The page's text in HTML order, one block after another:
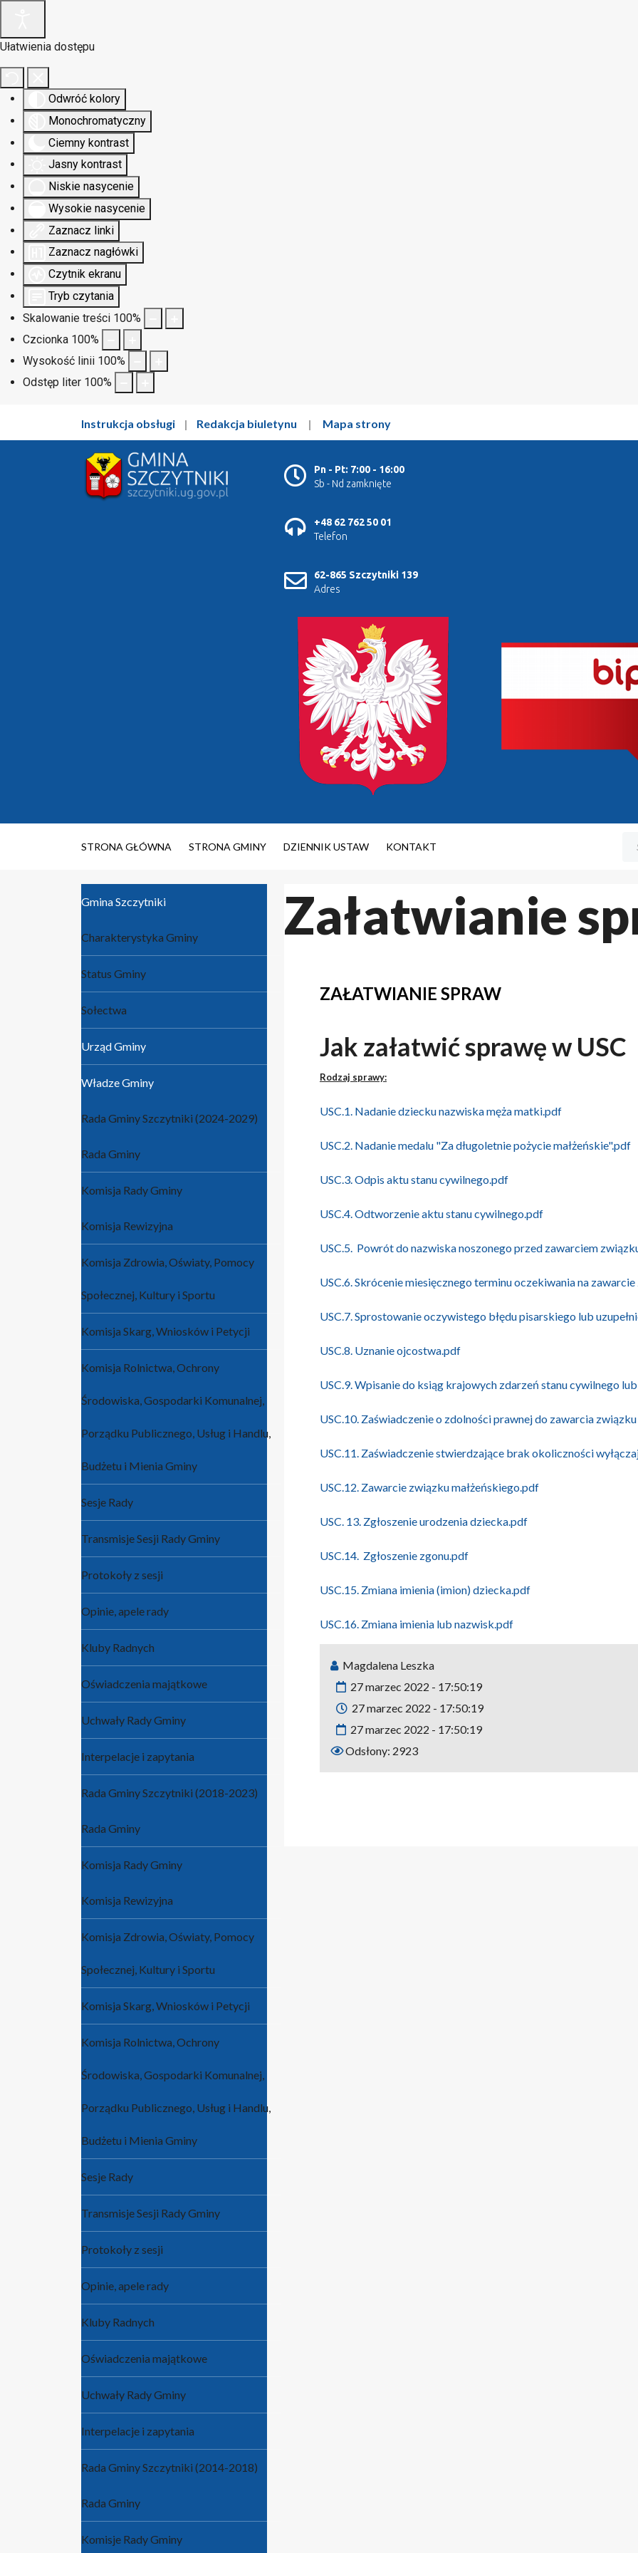
Ułatwienia dostępu
Odwróć kolory
Monochromatyczny
Ciemny kontrast
Jasny kontrast
Niskie nasycenie
Wysokie nasycenie
Zaznacz linki
Zaznacz nagłówki
Czytnik ekranu
Tryb czytania
Skalowanie treści 100%
Czcionka 100%
Wysokość linii 100%
Odstęp liter 100%
Instrukcja obsługi | Redakcja biuletynu | Mapa strony
Pn - Pt: 7:00 - 16:00
Sb - Nd zamknięte
+48 62 762 50 01
Telefon
62-865 Szczytniki 139
Adres
STRONA GŁÓWNA STRONA GMINY DZIENNIK USTAW KONTAKT
Gmina Szczytniki
Charakterystyka Gminy
Status Gminy
Sołectwa
Urząd Gminy
Władze Gminy
Rada Gminy Szczytniki (2024-2029)
Rada Gminy
Komisja Rady Gminy
Komisja Rewizyjna
Komisja Zdrowia, Oświaty, Pomocy
Społecznej, Kultury i Sportu
Komisja Skarg, Wniosków i Petycji
Komisja Rolnictwa, Ochrony
Środowiska, Gospodarki Komunalnej,
Porządku Publicznego, Usług i Handlu,
Budżetu i Mienia Gminy
Sesje Rady
Transmisje Sesji Rady Gminy
Protokoły z sesji
Opinie, apele rady
Kluby Radnych
Oświadczenia majątkowe
Uchwały Rady Gminy
Interpelacje i zapytania
Rada Gminy Szczytniki (2018-2023)
Rada Gminy
Komisja Rady Gminy
Komisja Rewizyjna
Komisja Zdrowia, Oświaty, Pomocy
Społecznej, Kultury i Sportu
Komisja Skarg, Wniosków i Petycji
Komisja Rolnictwa, Ochrony
Środowiska, Gospodarki Komunalnej,
Porządku Publicznego, Usług i Handlu,
Budżetu i Mienia Gminy
Sesje Rady
Transmisje Sesji Rady Gminy
Protokoły z sesji
Opinie, apele rady
Kluby Radnych
Oświadczenia majątkowe
Uchwały Rady Gminy
Interpelacje i zapytania
Rada Gminy Szczytniki (2014-2018)
Rada Gminy
Komisje Rady Gminy
Załatwianie
ZAŁATWIANIE SPRAW
Jak załatwić sprawę w USC
Rodzaj sprawy:
USC.1. Nadanie dziecku nazwiska męża matki.pdf
USC.2. Nadanie medalu "Za długoletnie pożycie małżeńskie".pdf
USC.3. Odpis aktu stanu cywilnego.pdf
USC.4. Odtworzenie aktu stanu cywilnego.pdf
USC.5. Powrót do nazwiska noszonego przed zawarciem
USC.6. Skrócenie miesięcznego terminu oczekiwania na
USC.7. Sprostowanie oczywistego błędu pisarskiego lub
USC.8. Uznanie ojcostwa.pdf
USC.9. Wpisanie do ksiąg krajowych zdarzeń stanu cywilnego
USC.10. Zaświadczenie o zdolności prawnej do zawarcia
USC.11. Zaświadczenie stwierdzające brak okoliczności
USC.12. Zawarcie związku małżeńskiego.pdf
USC. 13. Zgłoszenie urodzenia dziecka.pdf
USC.14. Zgłoszenie zgonu.pdf
USC.15. Zmiana imienia (imion) dziecka.pdf
USC.16. Zmiana imienia lub nazwisk.pdf
Magdalena Leszka
27 marzec 2022 - 17:50:19
27 marzec 2022 - 17:50:19
27 marzec 2022 - 17:50:19
Odsłony: 2923